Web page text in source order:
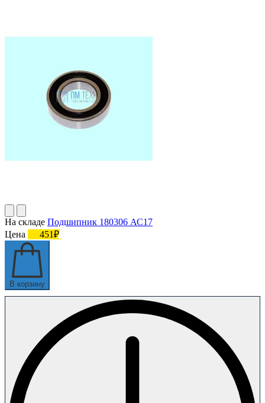
На складе Подшипник 180306 АС17
Цена
451₽
В корзину